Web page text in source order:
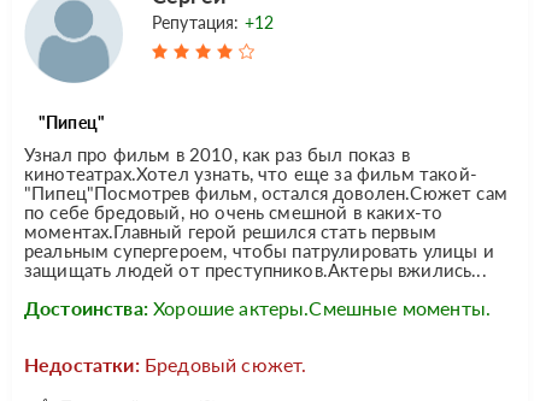
Репутация: +12
"Пипец"
Узнал про фильм в 2010, как раз был показ в
кинотеатрах.Хотел узнать, что еще за фильм такой-
"Пипец"Посмотрев фильм, остался доволен.Сюжет сам
по себе бредовый, но очень смешной в каких-то
моментах.Главный герой решился стать первым
реальным супергероем, чтобы патрулировать улицы и
защищать людей от преступников.Актеры вжились...
Достоинства: Хорошие актеры.Смешные моменты.
Недостатки: Бредовый сюжет.